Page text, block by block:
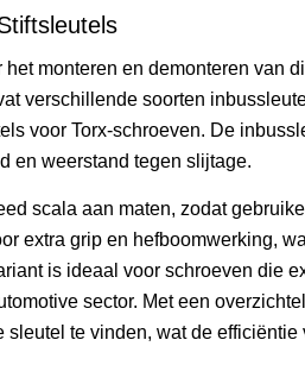
monteren en demonteren van
verschillende soorten
voor Torx-schroeven. De
en weerstand tegen slijtage.
scala aan maten, zodat
extra grip en hefboomwerking,
is ideaal voor schroeven die
sector. Met een
sleutel te vinden, wat de